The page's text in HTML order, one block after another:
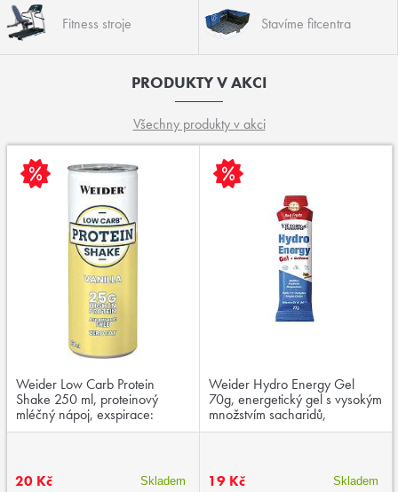
Fitness stroje Stavíme fitcentra
PRODUKTY V AKCI
Všechny produkty v akci
Weider Low Carb Protein
Shake 250 ml, proteinový
mléčný nápoj, exspirace:
03/2026
20 Kč Skladem
Weider Hydro Energy Gel
70g, energetický gel s vysokým
množstvím sacharidů,
aminokyselinami a kofeinem,
19 Kč
Skladem